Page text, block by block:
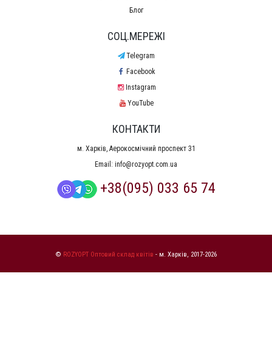
Блог
СОЦ.МЕРЕЖІ
Telegram
Facebook
Instagram
YouTube
КОНТАКТИ
м. Харків, Аерокосмічний проспект 31
Email: info@rozyopt.com.ua
+38(095) 033 65 74
© ROZYOPT Оптовий склад квітів - м. Харків, 2017-2026